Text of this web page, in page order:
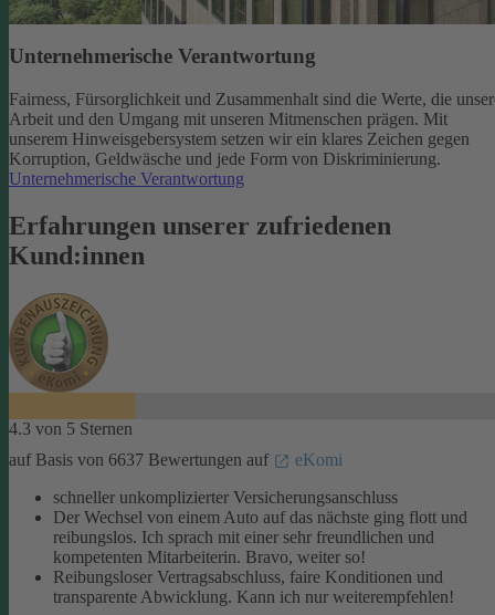
Unternehmerische Verantwortung
Fairness, Fürsorglichkeit und Zusammenhalt sind die Werte, die
Arbeit und den Umgang mit unseren Mitmenschen prägen. Mit
unserem Hinweisgebersystem setzen wir ein klares Zeichen gegen
Korruption, Geldwäsche und jede Form von Diskriminierung.
Unternehmerische Verantwortung
Erfahrungen unserer zufriedenen
Kund:innen
4.3 von 5 Sternen
auf Basis von 6637 Bewertungen auf
eKomi
schneller unkomplizierter Versicherungsanschluss
Der Wechsel von einem Auto auf das nächste ging flott und
reibungslos. Ich sprach mit einer sehr freundlichen und
kompetenten Mitarbeiterin. Bravo, weiter so!
Reibungsloser Vertragsabschluss, faire Konditionen und
transparente Abwicklung. Kann ich nur weiterempfehlen!